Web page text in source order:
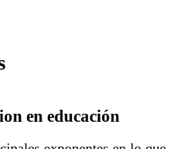
en educación